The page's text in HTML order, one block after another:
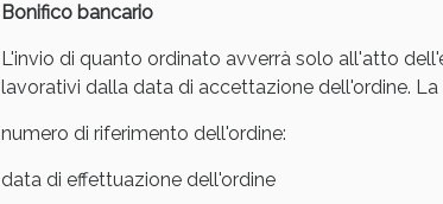
Bonifico bancario
L'invio di quanto ordinato avverrà solo all'atto
lavorativi dalla data di accettazione dell'ordine.
numero di riferimento dell'ordine:
data di effettuazione dell'ordine